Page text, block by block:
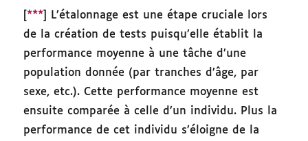
*** ] L’étalonnage est une étape cruciale lors
de la création de tests puisqu’elle établit la
performance moyenne à une tâche d’une
population donnée (par tranches d’âge, par
sexe, etc.). Cette performance moyenne est
ensuite comparée à celle d’un individu. Plus la
performance de cet individu s’éloigne de la